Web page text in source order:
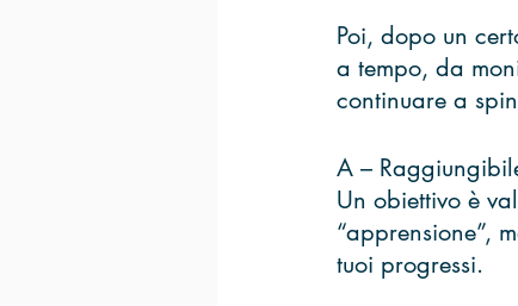
Poi, dopo un
a tempo, da
continuare a
A –
Un obiettivo è
“apprensione”,
tuoi progressi.